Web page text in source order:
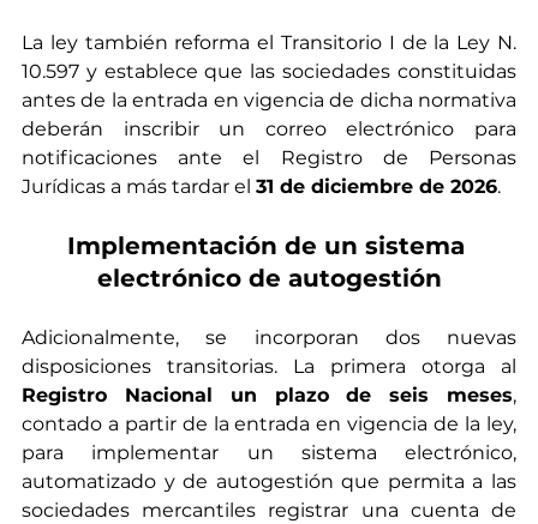
La ley también reforma el Transitorio I de la Ley N.
10.597 y establece que las sociedades constituidas
antes de la entrada en vigencia de dicha normativa
deberán inscribir un correo electrónico para
notificaciones ante el Registro de Personas
Jurídicas a más tardar el 31 de diciembre de 2026.
Implementación de un sistema
electrónico de autogestión
Adicionalmente, se incorporan dos nuevas
Registro Nacional un plazo de seis meses,
contado a partir de la entrada en vigencia de la ley,
para implementar un sistema electrónico,
automatizado y de autogestión que permita a las
sociedades mercantiles registrar una cuenta de